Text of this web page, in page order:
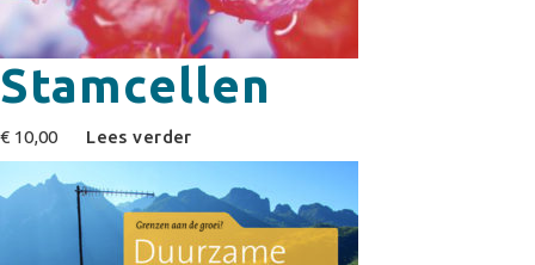
Stamcellen
€ 10,00 Lees verder